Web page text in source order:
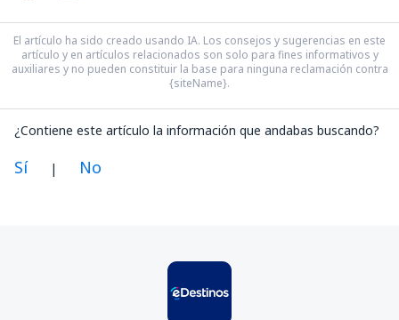
El artículo ha sido creado usando IA. Los consejos y sugerencias en este
artículo y en artículos relacionados son solo para fines informativos y
auxiliares y no pueden constituir la base para ninguna reclamación contra
{siteName}.
¿Contiene este artículo la información que andabas buscando?
Sí | No
Contiene información incorrecta
No profundiza en el tema